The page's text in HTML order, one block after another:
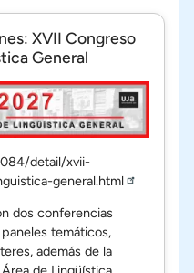
XVII Congreso
General
detail/xvii-
general.html
dos conferencias
temáticos,
además de la